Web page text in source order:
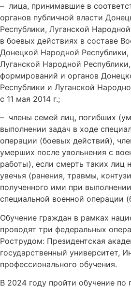
– лица, принимавшие в
органов публичной власти
Республики, Луганской
в боевых действиях в составе
Донецкой Народной
Луганской Народной
формирований и органов
Республики и Луганской
с 11 мая 2014 г.;
– члены семей лиц, погибших
выполнении задач в ходе
операции (боевых действий),
умерших после увольнения с
работы), если смерть таких лиц
увечья (ранения, травмы,
полученного ими при
специальной военной операции
Обучение граждан в рамках
проводят три федеральных
Рострудом: Президентская
государственный университет,
профессионального обучения.
В 2024 году пройти обучение по